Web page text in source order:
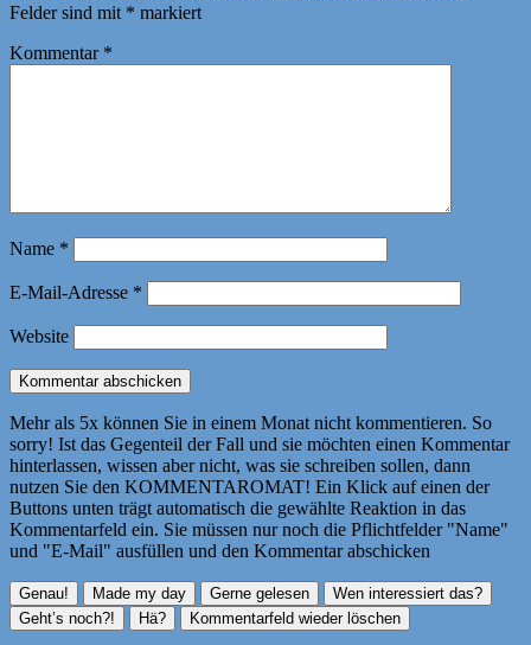
Felder sind mit * markiert
Kommentar *
Name *
E-Mail-Adresse *
Website
Mehr als 5x können Sie in einem Monat nicht kommentieren. So
sorry! Ist das Gegenteil der Fall und sie möchten einen Kommentar
hinterlassen, wissen aber nicht, was sie schreiben sollen, dann
nutzen Sie den KOMMENTAROMAT! Ein Klick auf einen der
Buttons unten trägt automatisch die gewählte Reaktion in das
Kommentarfeld ein. Sie müssen nur noch die Pflichtfelder "Name"
und "E-Mail" ausfüllen und den Kommentar abschicken